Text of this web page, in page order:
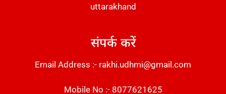
uttarakhand
संपर्क करें
Email Address :- rakhi.udhmi@gmail.com
Mobile No :- 8077621625